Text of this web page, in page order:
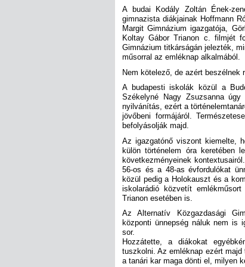
A budai Kodály Zoltán Ének-
gimnazista diákjainak Hoffmann
Margit Gimnázium igazgatója,
Koltay Gábor Trianon c. filmjét
Gimnázium titkárságán jelezték,
műsorral az emléknap alkalmából.
Nem kötelező, de azért beszélnek
A budapesti iskolák közül a
Székelyné Nagy Zsuzsanna
nyilvánítás, ezért a
jövőbeni formájáról.
befolyásolják majd.
Az igazgatónő viszont kiemelte,
külön történelem óra keretében
következményeinek
56-os és a 48-as évfordulókat
közül pedig a Holokauszt és a
iskolarádió közvetít
Trianon esetében is.
Az Alternatív Közgazdasági
központi ünnepség náluk nem is
sor.
Hozzátette, a diákokat
tuszkolni. Az emléknap ezért
a tanári kar maga dönti el, milyen